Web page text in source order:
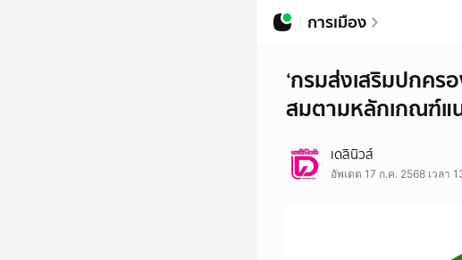
การเมือง
‘กรมส่งเสริมปกคร
สมตามหลักเกณฑ์แ
เดลินิวส์
อัพเดต 17 ก.ค. 2568 เวลา